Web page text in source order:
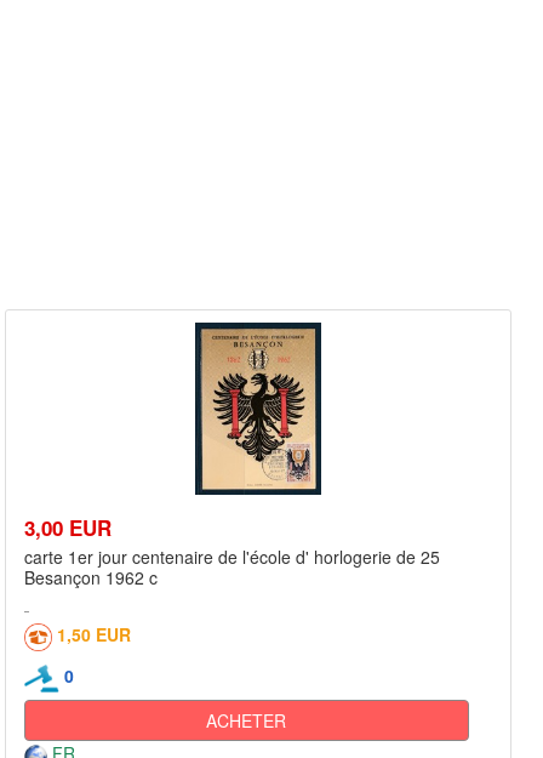
3,00 EUR
carte 1er jour centenaire de l'école d' horlogerie de 25
Besançon 1962 c
1,50 EUR
0
ACHETER
FR